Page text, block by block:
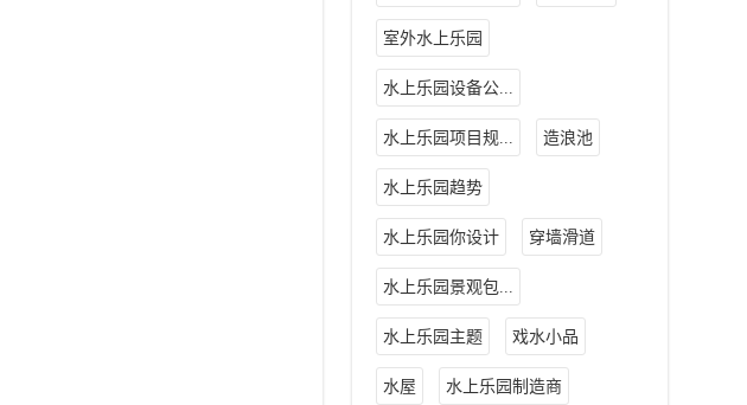
室外水上乐园
水上乐园设备公...
水上乐园项目规... 造浪池
水上乐园趋势
水上乐园你设计 穿墙滑道
水上乐园景观包...
水上乐园主题 戏水小品
水屋 水上乐园制造商